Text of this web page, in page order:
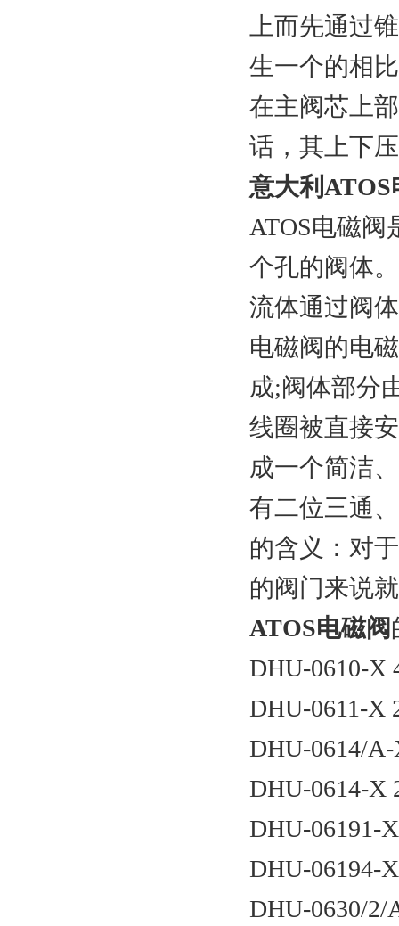
上而先通过
生一个的相
在主阀芯上
话，其上下
意大利ATOS
ATOS电磁
个孔的阀体
流体通过阀
电磁阀的电
成;阀体部分
线圈被直接
成一个简洁
有二位三通
的含义：对
的阀门来说
ATOS电磁阀
DHU-0610-X
DHU-0611-X
DHU-0614/
DHU-0614-X
DHU-06191-
DHU-06194-
DHU-0630/2/